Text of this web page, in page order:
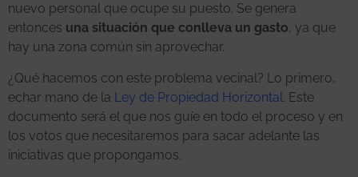
nuevo personal que ocupe su puesto. Se genera
entonces una situación que conlleva un gasto, ya que
hay una zona común sin aprovechar.
¿Qué hacemos con este problema vecinal? Lo primero,
echar mano de la Ley de Propiedad Horizontal. Este
documento será el que nos guíe en todo el proceso y en
los votos que necesitaremos para sacar adelante las
iniciativas que propongamos.